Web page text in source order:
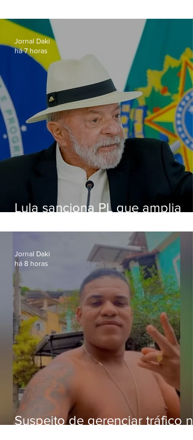
Lula sanciona PL que amplia
crianças
Jornal Daki
há 7 horas
Suspeito de gerenciar tráfico na
Jornal Daki
há 8 horas